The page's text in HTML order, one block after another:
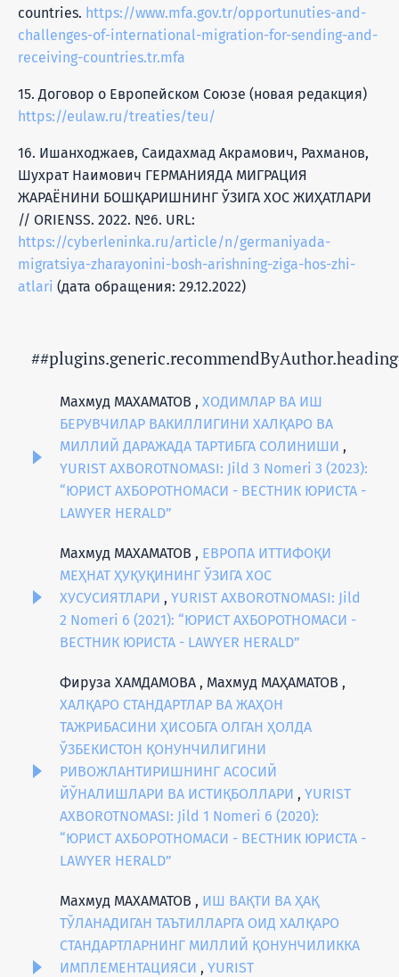
countries. https://www.mfa.gov.tr/opportunuties-and-
challenges-of-international-migration-for-sending-and-
receiving-countries.tr.mfa
15. Договор о Европейском Союзе (новая редакция)
https://eulaw.ru/treaties/teu/
16. Ишанходжаев, Саидахмад Акрамович, Рахманов,
Шухрат Наимович ГЕРМАНИЯДА МИГРАЦИЯ
ЖАРАЁНИНИ БОШҚАРИШНИНГ ЎЗИГА ХОС ЖИҲАТЛАРИ
// ORIENSS. 2022. №6. URL:
https://cyberleninka.ru/article/n/germaniyada-
migratsiya-zharayonini-bosh-arishning-ziga-hos-zhi-
atlari (дата обращения: 29.12.2022)
Махмуд МАХАМАТОВ , ХОДИМЛАР ВА ИШ
БЕРУВЧИЛАР ВАКИЛЛИГИНИ ХАЛҚАРО ВА
МИЛЛИЙ ДАРАЖАДА ТАРТИБГА СОЛИНИШИ ,
YURIST AXBOROTNOMASI: Jild 3 Nomeri 3 (2023):
“ЮРИСТ АХБОРОТНОМАСИ - ВЕСТНИК ЮРИСТА -
LAWYER HERALD”
Махмуд МАХАМАТОВ , ЕВРОПА ИТТИФОҚИ
МЕҲНАТ ҲУҚУҚИНИНГ ЎЗИГА ХОС
ХУСУСИЯТЛАРИ , YURIST AXBOROTNOMASI: Jild
2 Nomeri 6 (2021): “ЮРИСТ АХБОРОТНОМАСИ -
ВЕСТНИК ЮРИСТА - LAWYER HERALD”
Фируза ХАМДАМОВА , Махмуд МАҲАМАТОВ ,
ХАЛҚАРО СТАНДАРТЛАР ВА ЖАҲОН
ТАЖРИБАСИНИ ҲИСОБГА ОЛГАН ҲОЛДА
ЎЗБЕКИСТОН ҚОНУНЧИЛИГИНИ
РИВОЖЛАНТИРИШНИНГ АСОСИЙ
ЙЎНАЛИШЛАРИ ВА ИСТИҚБОЛЛАРИ , YURIST
AXBOROTNOMASI: Jild 1 Nomeri 6 (2020):
“ЮРИСТ АХБОРОТНОМАСИ - ВЕСТНИК ЮРИСТА -
LAWYER HERALD”
Махмуд МАХАМАТОВ , ИШ ВАҚТИ ВА ҲАҚ
ТЎЛАНАДИГАН ТАЪТИЛЛАРГА ОИД ХАЛҚАРО
СТАНДАРТЛАРНИНГ МИЛЛИЙ ҚОНУНЧИЛИККА
ИМПЛЕМЕНТАЦИЯСИ , YURIST